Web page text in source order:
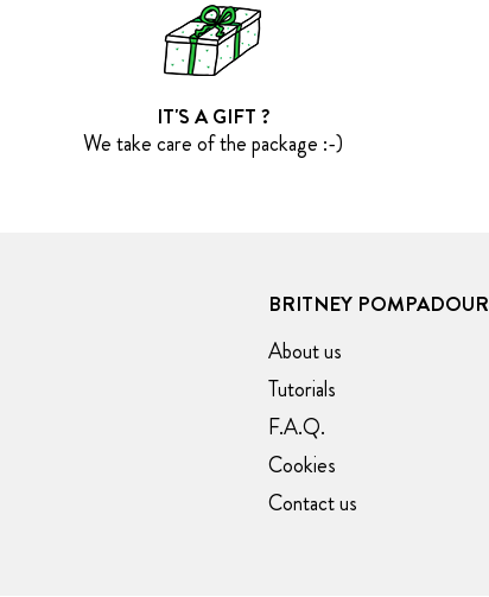
IT'S A GIFT ?
We take care of the package :-)
BRITNEY POMPADOUR
About us
Tutorials
F.A.Q.
Cookies
Contact us